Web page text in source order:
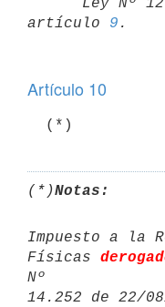
artículo 9
Artículo 10
(*)Notas:
Impuesto a la
Físicas
Nº
14.252 de 22/